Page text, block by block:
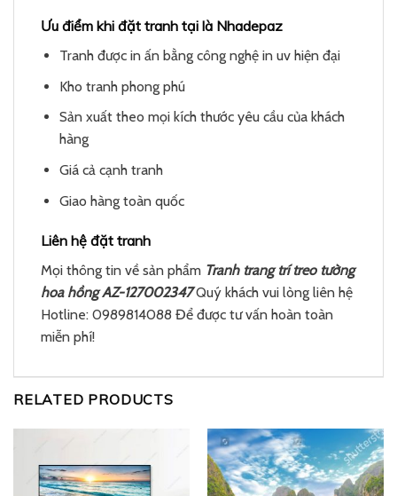
Ưu điểm khi đặt tranh tại là Nhadepaz
Tranh được in ấn bằng công nghệ in uv hiện đại
Kho tranh phong phú
Sản xuất theo mọi kích thước yêu cầu của khách
hàng
Giá cả cạnh tranh
Giao hàng toàn quốc
Liên hệ đặt tranh
Mọi thông tin về sản phẩm Tranh trang trí treo tường
hoa hồng AZ-127002347Quý khách vui lòng liên hệ
Hotline: 0989814088 Để được tư vấn hoàn toàn
miễn phí!
RELATED PRODUCTS